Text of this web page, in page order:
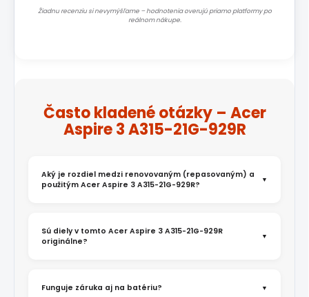
Žiadnu recenziu si nevymýšľame – hodnotenia overujú priamo platformy po
reálnom nákupe.
Často kladené otázky – Acer
Aspire 3 A315-21G-929R
Aký je rozdiel medzi renovovaným (repasovaným) a
použitým Acer Aspire 3 A315-21G-929R?
Sú diely v tomto Acer Aspire 3 A315-21G-929R
originálne?
Funguje záruka aj na batériu?